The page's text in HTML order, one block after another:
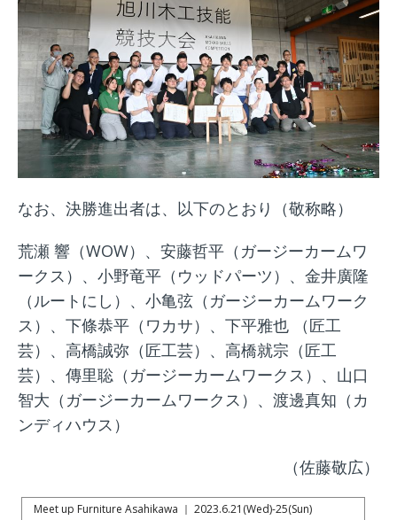
なお、決勝進出者は、以下のとおり（敬称略）
荒瀬 響（WOW）、安藤哲平（ガージーカームワ
ークス）、小野竜平（ウッドパーツ）、金井廣隆
（ルートにし）、小亀弦（ガージーカームワーク
ス）、下條恭平（ワカサ）、下平雅也 （匠工
芸）、高橋誠弥（匠工芸）、高橋就宗（匠工
芸）、傳里聡（ガージーカームワークス）、山口
智大（ガージーカームワークス）、渡邊真知（カ
ンディハウス）
（佐藤敬広）
Meet up Furniture Asahikawa ｜ 2023.6.21(Wed)-25(Sun)